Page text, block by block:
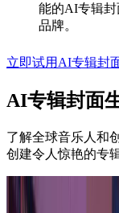
能的AI专辑
品牌。
立即试用AI专辑封
AI专辑封面
了解全球音乐人和
创建令人惊艳的专